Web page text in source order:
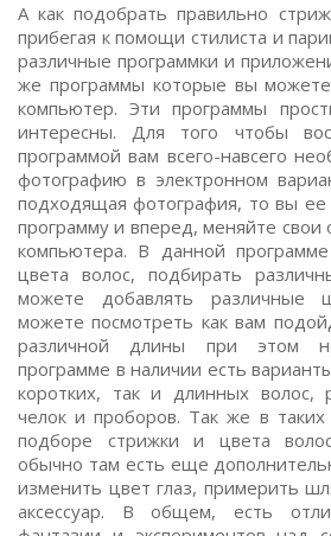
А как подобрать правильно
прибегая к помощи стилиста и
различные программки и
же программы которые вы можете
компьютер. Эти программы
интересны. Для того чтобы
программой вам всего-навсего
фотографию в электронном
подходящая фотография, то вы ее
программу и вперед, меняйте свои
компьютера. В данной
цвета волос, подбирать
можете добавлять различные
можете посмотреть как вам
различной длины при этом
программе в наличии есть
коротких, так и длинных волос,
челок и проборов. Так же в
подборе стрижки и цвета
обычно там есть еще
изменить цвет глаз, примерить
аксессуар. В общем, есть